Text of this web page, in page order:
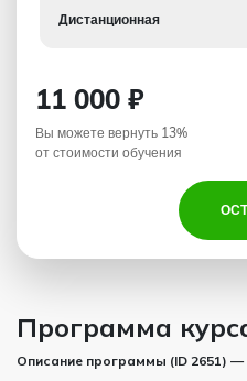
Дистанционная
11 000 ₽
Вы можете вернуть 13%
от стоимости обучения
Программа
Описание программы (ID 2651)